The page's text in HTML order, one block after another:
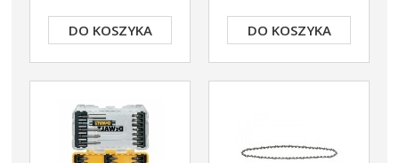
DO KOSZYKA DO KOSZYKA